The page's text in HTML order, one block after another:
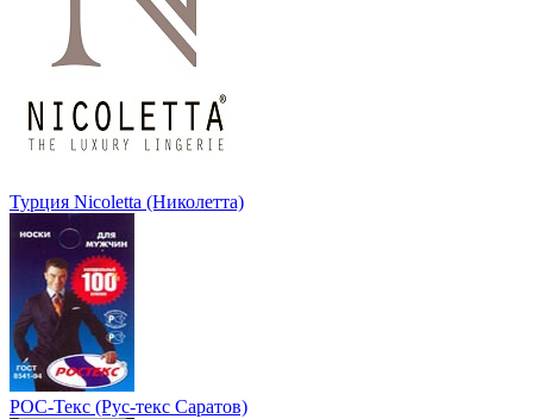
Турция Nicoletta (Николетта)
РОС-Текс (Рус-текс Саратов)